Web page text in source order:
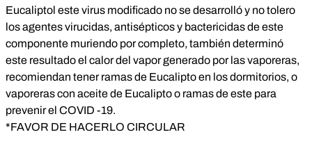
Eucaliptol este virus modificado no se desarrolló y no tolero
los agentes virucidas, antisépticos y bactericidas de este
componente muriendo por completo, también determinó
este resultado el calor del vapor generado por las vaporeras,
recomiendan tener ramas de Eucalipto en los dormitorios, o
vaporeras con aceite de Eucalipto o ramas de este para
prevenir el COVID -19.
*FAVOR DE HACERLO CIRCULAR